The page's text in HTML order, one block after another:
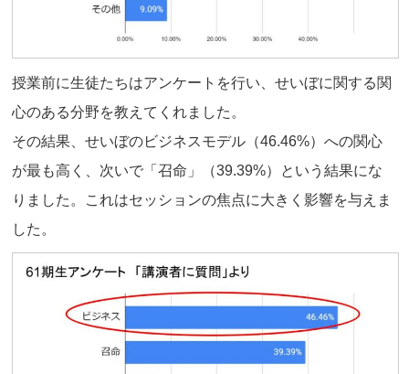
授業前に生徒たちはアンケートを行い、せいぼに関する関
心のある分野を教えてくれました。
その結果、せいぼのビジネスモデル（46.46%）への関心
が最も高く、次いで「召命」（39.39%）という結果にな
りました。これはセッションの焦点に大きく影響を与えま
した。